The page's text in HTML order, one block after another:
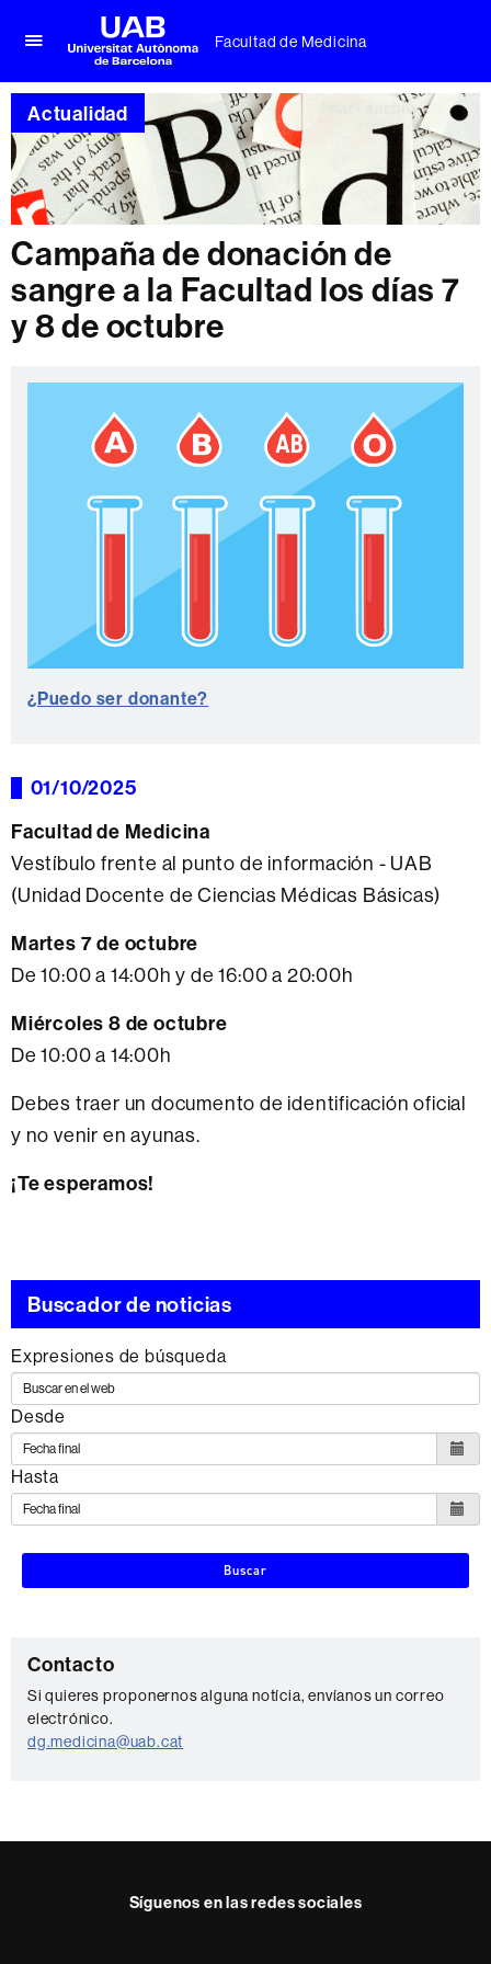
aquí
para
desplegar
el
menú
de
Facultad
Medicina
Universitat
Autònoma
de
Barcelona
Facultad de Medicina
Actualidad
Campaña de donación de
sangre a la Facultad los días 7
y 8 de octubre
¿Puedo ser donante?
01/10/2025
Facultad de Medicina
Vestíbulo frente al punto de información - UAB
(Unidad Docente de Ciencias Médicas Básicas)
Martes 7 de octubre
De 10:00 a 14:00h y de 16:00 a 20:00h
Miércoles 8 de octubre
De 10:00 a 14:00h
Debes traer un documento de identificación oficial
y no venir en ayunas.
¡Te esperamos!
Buscador de noticias
Expresiones de búsqueda
Desde
Hasta
Buscar
C
o
n
Contacto
Si quieres proponernos alguna notícia, envíanos un correo
electrónico.
dg.medicina@uab.cat
Síguenos en las redes sociales